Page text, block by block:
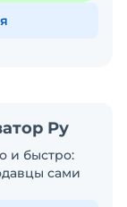
Ру
и быстро:
сами